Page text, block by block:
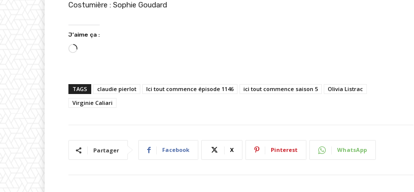
Costumière : Sophie Goudard
J’aime ça :
C
r
g
TAGS claudie pierlot Ici tout commence épisode 1146 ici tout commence saison 5
Olivia Listrac
Virginie Caliari
Partager Facebook X Pinterest WhatsApp